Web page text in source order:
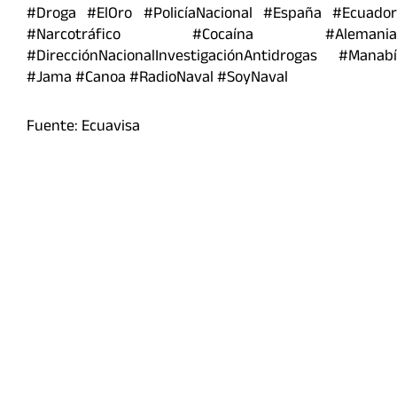
#Droga #ElOro #PolicíaNacional #España #Ecuador
#Narcotráfico #Cocaína #Alemania
#DirecciónNacionalInvestigaciónAntidrogas #Manabí
#Jama #Canoa #RadioNaval #SoyNaval
Fuente: Ecuavisa